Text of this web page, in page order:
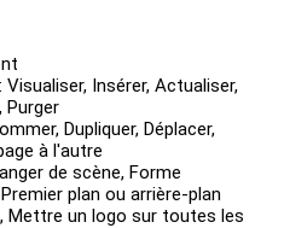
Insérer, Actualiser,
Purger
Dupliquer, Déplacer,
à l'autre
de scène, Forme
plan ou arrière-plan
Mettre un logo sur toutes les